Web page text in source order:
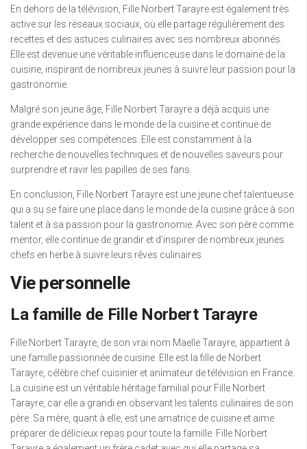
En dehors de la télévision, Fille Norbert Tarayre est également très
active sur les réseaux sociaux, où elle partage régulièrement des
recettes et des astuces culinaires avec ses nombreux abonnés.
Elle est devenue une véritable influenceuse dans le domaine de la
cuisine, inspirant de nombreux jeunes à suivre leur passion pour la
gastronomie.
Malgré son jeune âge, Fille Norbert Tarayre a déjà acquis une
grande expérience dans le monde de la cuisine et continue de
développer ses compétences. Elle est constamment à la
recherche de nouvelles techniques et de nouvelles saveurs pour
surprendre et ravir les papilles de ses fans.
En conclusion, Fille Norbert Tarayre est une jeune chef talentueuse
qui a su se faire une place dans le monde de la cuisine grâce à son
talent et à sa passion pour la gastronomie. Avec son père comme
mentor, elle continue de grandir et d’inspirer de nombreux jeunes
chefs en herbe à suivre leurs rêves culinaires.
Vie personnelle
La famille de Fille Norbert Tarayre
Fille Norbert Tarayre, de son vrai nom Maelle Tarayre, appartient à
une famille passionnée de cuisine. Elle est la fille de Norbert
Tarayre, célèbre chef cuisinier et animateur de télévision en France.
La cuisine est un véritable héritage familial pour Fille Norbert
Tarayre, car elle a grandi en observant les talents culinaires de son
père. Sa mère, quant à elle, est une amatrice de cuisine et aime
préparer de délicieux repas pour toute la famille. Fille Norbert